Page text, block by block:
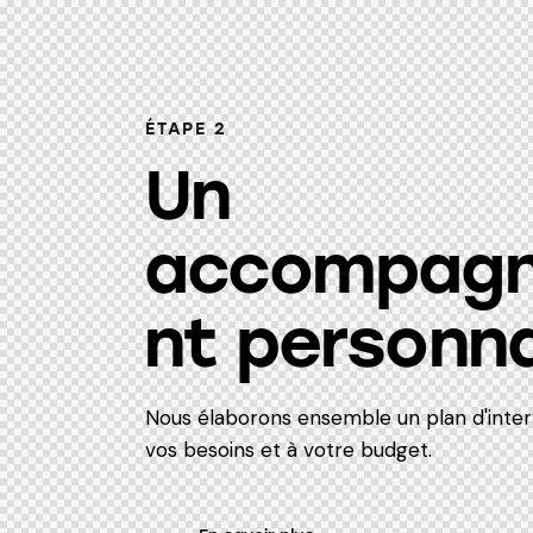
ÉTAPE 2
Un
nt
Nous élaborons ensemble un plan
vos besoins et à votre budget.